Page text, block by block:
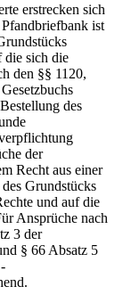
erstrecken sich
ist
die sich die
den §§ 1120,
des
der
Recht aus einer
Grundstücks
und auf die
Ansprüche nach
3 der
§ 66 Absatz 5